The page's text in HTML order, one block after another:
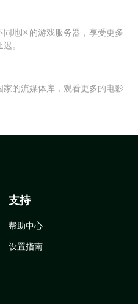
地区的游戏服务器，享受更多
。
家的流媒体库，观看更多的电影
支持
帮助中心
设置指南